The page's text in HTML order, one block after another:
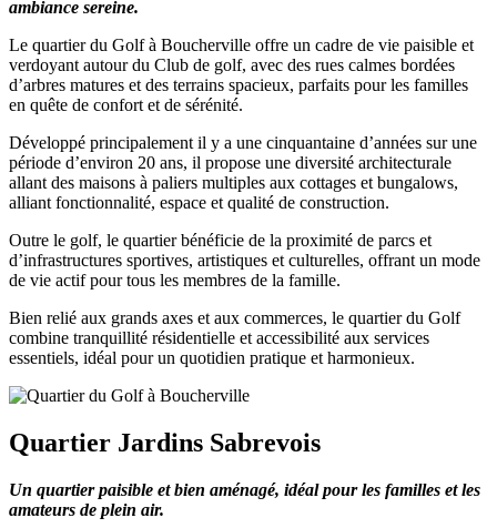
ambiance sereine.
Le quartier du Golf à Boucherville offre un cadre de vie paisible et
verdoyant autour du Club de golf, avec des rues calmes bordées
d’arbres matures et des terrains spacieux, parfaits pour les familles
en quête de confort et de sérénité.
Développé principalement il y a une cinquantaine d’années sur une
période d’environ 20 ans, il propose une diversité architecturale
allant des maisons à paliers multiples aux cottages et bungalows,
alliant fonctionnalité, espace et qualité de construction.
Outre le golf, le quartier bénéficie de la proximité de parcs et
d’infrastructures sportives, artistiques et culturelles, offrant un mode
de vie actif pour tous les membres de la famille.
Bien relié aux grands axes et aux commerces, le quartier du Golf
combine tranquillité résidentielle et accessibilité aux services
essentiels, idéal pour un quotidien pratique et harmonieux.
Quartier Jardins Sabrevois
Un quartier paisible et bien aménagé, idéal pour les familles et les
amateurs de plein air.